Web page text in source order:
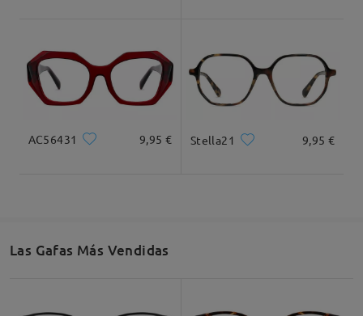
Ancho Total
130mm/ 5.12in
Longitud de Patillas
147mm/ 5.79in
comentarios
Deje su comentario
AC56431 9,95 € Stella21 9,95 €
Las Gafas Más Vendidas